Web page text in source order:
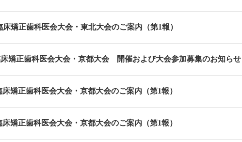
床矯正歯科医会大会・東北大会のご案内（第1報）
矯正歯科医会大会・京都大会 開催および大会参加募集のお知らせ
矯正歯科医会大会・京都大会のご案内（第1報）
矯正歯科医会大会・京都大会のご案内（第1報）